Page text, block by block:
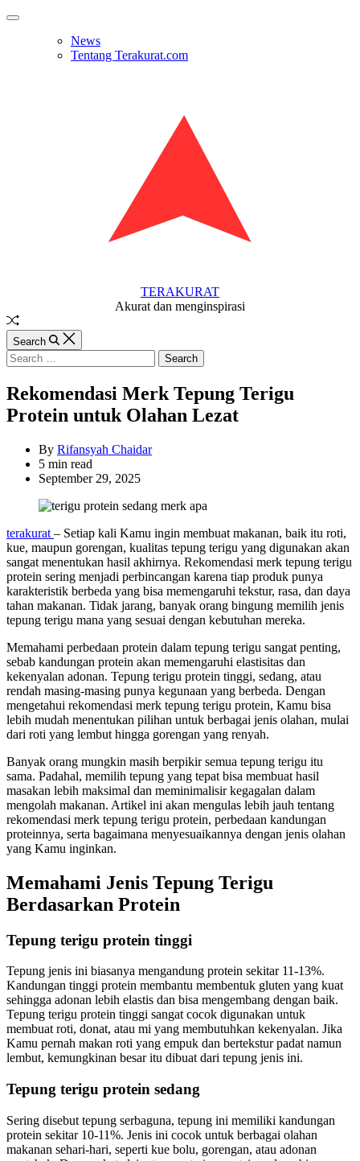
Skip
Off
News
Tentang Terakurat.com
TERAKURAT
Akurat dan menginspirasi
Random
Article
Search
Search
for:
Rekomendasi Merk Tepung Terigu
Protein untuk Olahan Lezat
By Rifansyah Chaidar
Estimated
read
5 min read
September 29, 2025
terakurat – Setiap kali Kamu ingin membuat makanan, baik itu roti,
kue, maupun gorengan, kualitas tepung terigu yang digunakan akan
sangat menentukan hasil akhirnya. Rekomendasi merk tepung terigu
protein sering menjadi perbincangan karena tiap produk punya
karakteristik berbeda yang bisa memengaruhi tekstur, rasa, dan daya
tahan makanan. Tidak jarang, banyak orang bingung memilih jenis
tepung terigu mana yang sesuai dengan kebutuhan mereka.
Memahami perbedaan protein dalam tepung terigu sangat penting,
sebab kandungan protein akan memengaruhi elastisitas dan
kekenyalan adonan. Tepung terigu protein tinggi, sedang, atau
rendah masing-masing punya kegunaan yang berbeda. Dengan
mengetahui rekomendasi merk tepung terigu protein, Kamu bisa
lebih mudah menentukan pilihan untuk berbagai jenis olahan, mulai
dari roti yang lembut hingga gorengan yang renyah.
Banyak orang mungkin masih berpikir semua tepung terigu itu
sama. Padahal, memilih tepung yang tepat bisa membuat hasil
masakan lebih maksimal dan meminimalisir kegagalan dalam
mengolah makanan. Artikel ini akan mengulas lebih jauh tentang
rekomendasi merk tepung terigu protein, perbedaan kandungan
proteinnya, serta bagaimana menyesuaikannya dengan jenis olahan
yang Kamu inginkan.
Memahami Jenis Tepung Terigu
Berdasarkan Protein
Tepung terigu protein tinggi
Tepung jenis ini biasanya mengandung protein sekitar 11-13%.
Kandungan tinggi protein membantu membentuk gluten yang kuat
sehingga adonan lebih elastis dan bisa mengembang dengan baik.
Tepung terigu protein tinggi sangat cocok digunakan untuk
membuat roti, donat, atau mi yang membutuhkan kekenyalan. Jika
Kamu pernah makan roti yang empuk dan bertekstur padat namun
lembut, kemungkinan besar itu dibuat dari tepung jenis ini.
Tepung terigu protein sedang
Sering disebut tepung serbaguna, tepung ini memiliki kandungan
protein sekitar 10-11%. Jenis ini cocok untuk berbagai olahan
makanan sehari-hari, seperti kue bolu, gorengan, atau adonan